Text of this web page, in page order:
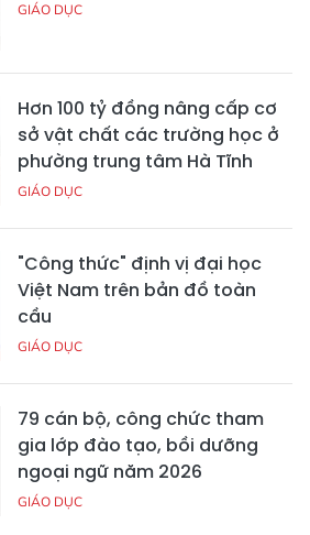
GIÁO DỤC
Hơn 100 tỷ đồng nâng cấp cơ
sở vật chất các trường học ở
phường trung tâm Hà Tĩnh
GIÁO DỤC
"Công thức" định vị đại học
Việt Nam trên bản đồ toàn
cầu
GIÁO DỤC
79 cán bộ, công chức tham
gia lớp đào tạo, bồi dưỡng
ngoại ngữ năm 2026
GIÁO DỤC